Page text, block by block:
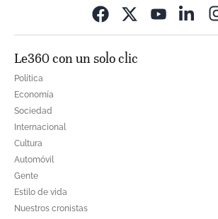
Le360 con un solo clic
Política
Economía
Sociedad
Internacional
Cultura
Automóvil
Gente
Estilo de vida
Nuestros cronistas